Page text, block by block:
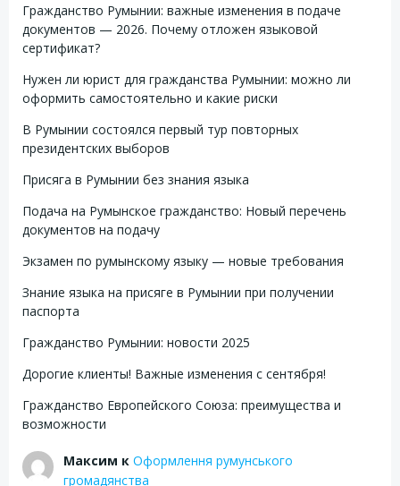
Гражданство Румынии: важные изменения в подаче
документов — 2026. Почему отложен языковой
сертификат?
Нужен ли юрист для гражданства Румынии: можно ли
оформить самостоятельно и какие риски
В Румынии состоялся первый тур повторных
президентских выборов
Присяга в Румынии без знания языка
Подача на Румынское гражданство: Новый перечень
документов на подачу
Экзамен по румынскому языку — новые требования
Знание языка на присяге в Румынии при получении
паспорта
Гражданство Румынии: новости 2025
Дорогие клиенты! Важные изменения с сентября!
Гражданство Европейского Союза: преимущества и
возможности
Максим к Оформлення румунського
громадянства